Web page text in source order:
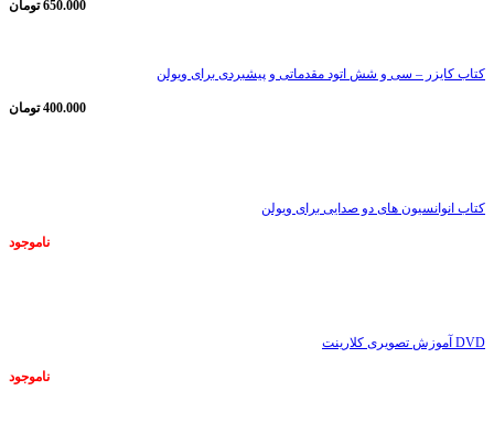
650.000 تومان
کتاب کایزر – سی و شش اتود مقدماتی و پیشبردی برای ویولن
400.000 تومان
کتاب انوانسیون های دو صدایی برای ویولن
ناموجود
DVD آموزش تصویری کلارینت
ناموجود